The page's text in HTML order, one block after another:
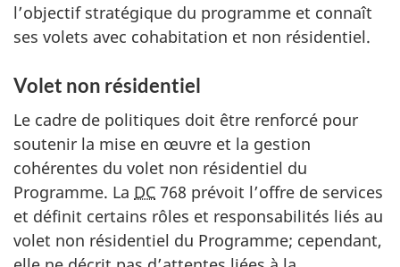
l’objectif stratégique du programme et connaît
ses volets avec cohabitation et non résidentiel.
Volet non résidentiel
Le cadre de politiques doit être renforcé pour
soutenir la mise en œuvre et la gestion
cohérentes du volet non résidentiel du
Programme. La DC 768 prévoit l’offre de services
et définit certains rôles et responsabilités liés au
volet non résidentiel du Programme; cependant,